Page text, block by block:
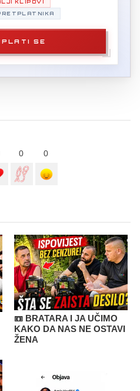
KLIPOVI
SE
0 0
📼 BRATARA I JA UČIMO
KAKO DA NAS NE OSTAVI
ŽENA